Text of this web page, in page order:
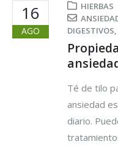
16
AGO
HIERBAS
DIGESTIVOS,
Té de tilo
ansiedad
diario.